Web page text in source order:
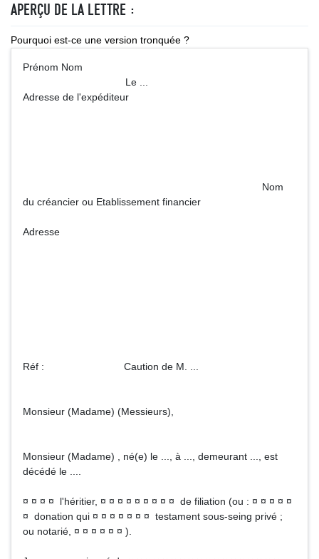
APERÇU DE LA LETTRE :
Pourquoi est-ce une version tronquée ?
Prénom Nom
Le ...
Adresse de l'expéditeur
Nom
du créancier ou Etablissement financier
Adresse
Réf : Caution de M. ...
Monsieur (Madame) (Messieurs),
Monsieur (Madame) , né(e) le ..., à ..., demeurant ..., est
décédé le ....
¤ ¤ ¤ ¤ l'héritier, ¤ ¤ ¤ ¤ ¤ ¤ ¤ ¤ ¤ de filiation (ou : ¤ ¤ ¤ ¤ ¤
¤ donation qui ¤ ¤ ¤ ¤ ¤ ¤ ¤ testament sous-seing privé ;
ou notarié, ¤ ¤ ¤ ¤ ¤ ¤ ).